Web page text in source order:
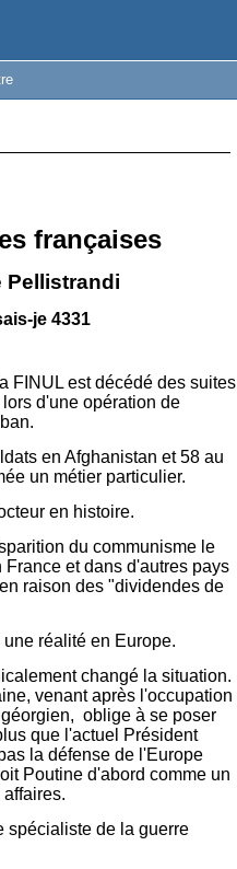
françaises
Pellistrandi
je 4331
FINUL est décédé des suites
d'une opération de
en Afghanistan et 58 au
un métier particulier.
en histoire.
du communisme le
et dans d'autres pays
raison des "dividendes de
réalité en Europe.
changé la situation.
venant après l'occupation
oblige à se poser
que l'actuel Président
la défense de l'Europe
Poutine d'abord comme un
spécialiste de la guerre